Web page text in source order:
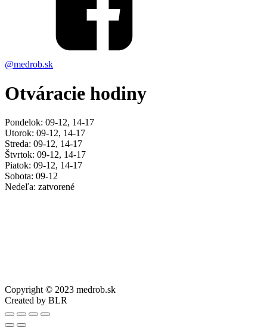
@medrob.sk
Otváracie hodiny
Pondelok: 09-12, 14-17
Utorok: 09-12, 14-17
Streda: 09-12, 14-17
Štvrtok: 09-12, 14-17
Piatok: 09-12, 14-17
Sobota: 09-12
Nedeľa: zatvorené
Copyright © 2023 medrob.sk
Created by BLR